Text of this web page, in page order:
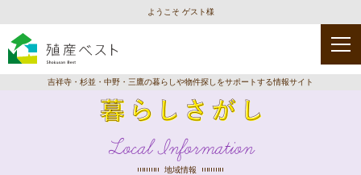
ようこそ ゲスト様
吉祥寺・杉並・中野・三鷹の暮らしや物件探しをサポートする情報サイト
Local Information
地域情報